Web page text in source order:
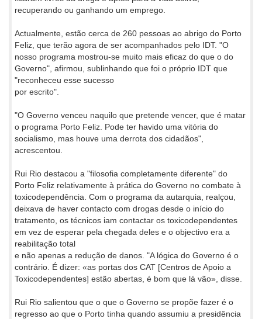
recuperando ou ganhando um emprego.
Actualmente, estão cerca de 260 pessoas ao abrigo do Porto
Feliz, que terão agora de ser acompanhados pelo IDT. "O
nosso programa mostrou-se muito mais eficaz do que o do
Governo", afirmou, sublinhando que foi o próprio IDT que
"reconheceu esse sucesso
por escrito".
"O Governo venceu naquilo que pretende vencer, que é matar
o programa Porto Feliz. Pode ter havido uma vitória do
socialismo, mas houve uma derrota dos cidadãos",
acrescentou.
Rui Rio destacou a "filosofia completamente diferente" do
Porto Feliz relativamente à prática do Governo no combate à
toxicodependência. Com o programa da autarquia, realçou,
deixava de haver contacto com drogas desde o início do
tratamento, os técnicos iam contactar os toxicodependentes
em vez de esperar pela chegada deles e o objectivo era a
reabilitação total
e não apenas a redução de danos. "A lógica do Governo é o
contrário. É dizer: «as portas dos CAT [Centros de Apoio a
Toxicodependentes] estão abertas, é bom que lá vão», disse.
Rui Rio salientou que o que o Governo se propõe fazer é o
regresso ao que o Porto tinha quando assumiu a presidência